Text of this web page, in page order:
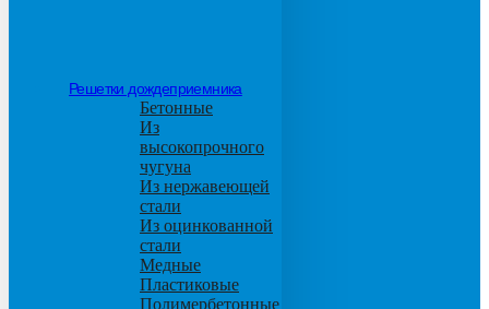
Решетки дождеприемника
Бетонные
Из
высокопрочного
чугуна
Из нержавеющей
стали
Из оцинкованной
стали
Медные
Пластиковые
Полимербетонные